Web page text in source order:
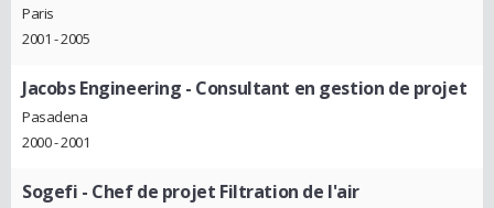
Paris
2001 - 2005
Jacobs Engineering - Consultant en gestion de projet
Pasadena
2000 - 2001
Sogefi - Chef de projet Filtration de l'air